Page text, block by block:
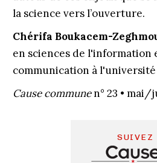
la science vers l’ouverture.
Chérifa Boukacem-
en sciences de l'information
communication à l'université
Cause communen° 23 • mai/
SUIVEZ